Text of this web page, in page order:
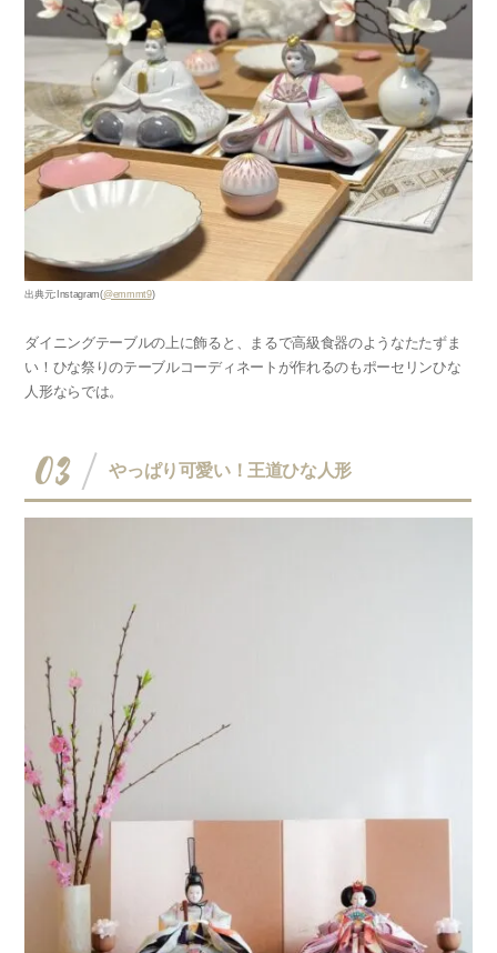
出典元:Instagram(@emmmt9)
ダイニングテーブルの上に飾ると、まるで高級食器のようなたたずま
い！ひな祭りのテーブルコーディネートが作れるのもポーセリンひな
人形ならでは。
03 やっぱり可愛い！王道ひな人形